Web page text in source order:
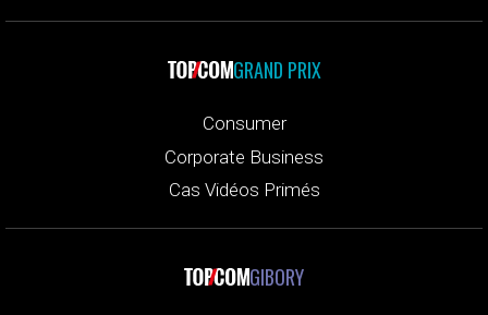
GRAND PRIX
Consumer
Corporate Business
Cas Vidéos Primés
GIBORY